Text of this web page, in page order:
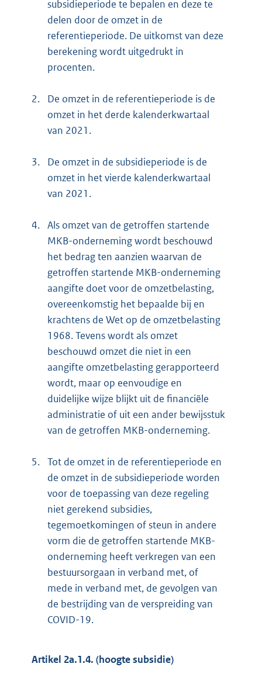
subsidieperiode te bepalen en deze te
delen door de omzet in de
referentieperiode. De uitkomst van deze
berekening wordt uitgedrukt in
procenten.
2.
De omzet in de referentieperiode is de
omzet in het derde kalenderkwartaal
van 2021.
3.
De omzet in de subsidieperiode is de
omzet in het vierde kalenderkwartaal
van 2021.
4. Als omzet van de getroffen startende
MKB-onderneming wordt beschouwd
het bedrag ten aanzien waarvan de
getroffen startende MKB-onderneming
aangifte doet voor de omzetbelasting,
overeenkomstig het bepaalde bij en
krachtens de Wet op de omzetbelasting
1968. Tevens wordt als omzet
beschouwd omzet die niet in een
aangifte omzetbelasting gerapporteerd
wordt, maar op eenvoudige en
duidelijke wijze blijkt uit de financiële
administratie of uit een ander bewijsstuk
van de getroffen MKB-onderneming.
5. Tot de omzet in de referentieperiode en
de omzet in de subsidieperiode worden
voor de toepassing van deze regeling
niet gerekend subsidies,
tegemoetkomingen of steun in andere
vorm die de getroffen startende MKB-
onderneming heeft verkregen van een
bestuursorgaan in verband met, of
mede in verband met, de gevolgen van
de bestrijding van de verspreiding van
COVID-19.
Artikel 2a.1.4. (hoogte subsidie)